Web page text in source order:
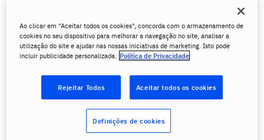
Writing, Reading, Listening e Speaking.
Simulado completo TOEFL®
Faça um simulado completo TOEFL® (Writing,
Ao clicar em "Aceitar todos os cookies", concorda com o armazenamento de
cookies no seu dispositivo para melhorar a navegação no site, analisar a
utilização do site e ajudar nas nossas iniciativas de marketing. Isto pode
incluir publicidade personalizada.
Política de Privacidade
Rejeitar Todos Aceitar todos os cookies
Definições de cookies